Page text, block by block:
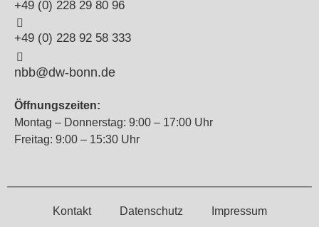
+49 (0) 228 29 80 96
+49 (0) 228 92 58 333
nbb@dw-bonn.de
Öffnungszeiten:
Montag – Donnerstag: 9:00 – 17:00 Uhr
Freitag: 9:00 – 15:30 Uhr
Kontakt Datenschutz Impressum